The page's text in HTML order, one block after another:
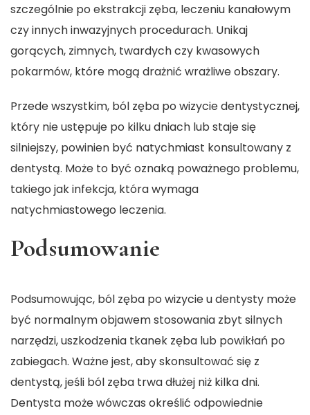
szczególnie po ekstrakcji zęba, leczeniu kanałowym
czy innych inwazyjnych procedurach. Unikaj
gorących, zimnych, twardych czy kwasowych
pokarmów, które mogą drażnić wrażliwe obszary.
Przede wszystkim, ból zęba po wizycie dentystycznej,
który nie ustępuje po kilku dniach lub staje się
silniejszy, powinien być natychmiast konsultowany z
dentystą. Może to być oznaką poważnego problemu,
takiego jak infekcja, która wymaga
natychmiastowego leczenia.
Podsumowanie
Podsumowując, ból zęba po wizycie u dentysty może
być normalnym objawem stosowania zbyt silnych
narzędzi, uszkodzenia tkanek zęba lub powikłań po
zabiegach. Ważne jest, aby skonsultować się z
dentystą, jeśli ból zęba trwa dłużej niż kilka dni.
Dentysta może wówczas określić odpowiednie